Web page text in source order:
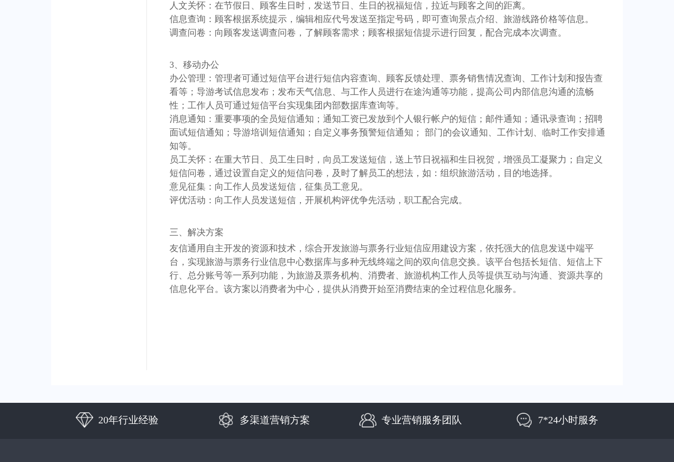
人文关怀：在节假日、顾客生日时，发送节日、生日的祝福短信，拉近与顾客之间的距离。
信息查询：顾客根据系统提示，编辑相应代号发送至指定号码，即可查询景点介绍、旅游线路价格等信息。
调查问卷：向顾客发送调查问卷，了解顾客需求；顾客根据短信提示进行回复，配合完成本次调查。
3、移动办公
办公管理：管理者可通过短信平台进行短信内容查询、顾客反馈处理、票务销售情况查询、工作计划和报告查
看等；导游考试信息发布；发布天气信息、与工作人员进行在途沟通等功能，提高公司内部信息沟通的流畅
性；工作人员可通过短信平台实现集团内部数据库查询等。
消息通知：重要事项的全员短信通知；通知工资已发放到个人银行帐户的短信；邮件通知；通讯录查询；招聘
面试短信通知；导游培训短信通知；自定义事务预警短信通知； 部门的会议通知、工作计划、临时工作安排通
知等。
员工关怀：在重大节日、员工生日时，向员工发送短信，送上节日祝福和生日祝贺，增强员工凝聚力；自定义
短信问卷，通过设置自定义的短信问卷，及时了解员工的想法，如：组织旅游活动，目的地选择。
意见征集：向工作人员发送短信，征集员工意见。
评优活动：向工作人员发送短信，开展机构评优争先活动，职工配合完成。
三、解决方案
友信通用自主开发的资源和技术，综合开发旅游与票务行业短信应用建设方案，依托强大的信息发送中端平
台，实现旅游与票务行业信息中心数据库与多种无线终端之间的双向信息交换。该平台包括长短信、短信上下
行、总分账号等一系列功能，为旅游及票务机构、消费者、旅游机构工作人员等提供互动与沟通、资源共享的
信息化平台。该方案以消费者为中心，提供从消费开始至消费结束的全过程信息化服务。
20年行业经验 多渠道营销方案 专业营销服务团队 7*24小时服务